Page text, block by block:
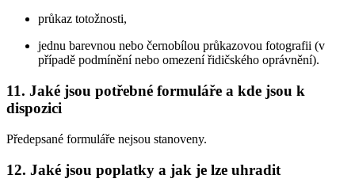
průkaz totožnosti,
jednu barevnou nebo černobílou průkazovou fotografii (v
případě podmínění nebo omezení řidičského oprávnění).
11. Jaké jsou potřebné formuláře a kde jsou k
dispozici
Předepsané formuláře nejsou stanoveny.
12. Jaké jsou poplatky a jak je lze uhradit